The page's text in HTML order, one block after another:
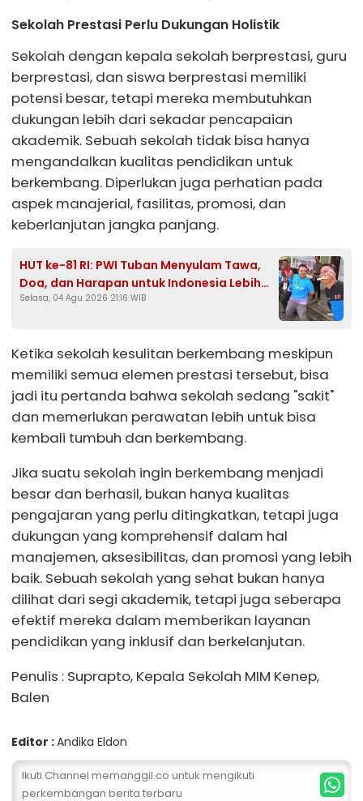
Sekolah Prestasi Perlu Dukungan Holistik
Sekolah dengan kepala sekolah berprestasi, guru
berprestasi, dan siswa berprestasi memiliki
potensi besar, tetapi mereka membutuhkan
dukungan lebih dari sekadar pencapaian
akademik. Sebuah sekolah tidak bisa hanya
mengandalkan kualitas pendidikan untuk
berkembang. Diperlukan juga perhatian pada
aspek manajerial, fasilitas, promosi, dan
keberlanjutan jangka panjang.
HUT ke-81 RI: PWI Tuban Menyulam Tawa,
Doa, dan Harapan untuk Indonesia Lebih
Baik
Selasa, 04 Agu 2026 21:16 WIB
Ketika sekolah kesulitan berkembang meskipun
memiliki semua elemen prestasi tersebut, bisa
jadi itu pertanda bahwa sekolah sedang "sakit"
dan memerlukan perawatan lebih untuk bisa
kembali tumbuh dan berkembang.
Jika suatu sekolah ingin berkembang menjadi
besar dan berhasil, bukan hanya kualitas
pengajaran yang perlu ditingkatkan, tetapi juga
dukungan yang komprehensif dalam hal
manajemen, aksesibilitas, dan promosi yang lebih
baik. Sebuah sekolah yang sehat bukan hanya
dilihat dari segi akademik, tetapi juga seberapa
efektif mereka dalam memberikan layanan
pendidikan yang inklusif dan berkelanjutan.
Penulis : Suprapto, Kepala Sekolah MIM Kenep,
Balen
Editor :Andika Eldon
Ikuti Channel memanggil.co untuk mengikuti
perkembangan berita terbaru